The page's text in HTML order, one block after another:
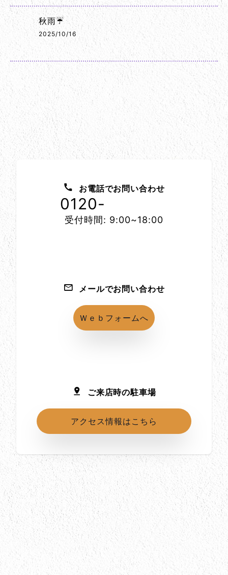
秋雨☔
2025/10/16
お問い合わせ方法
お電話でお問い合わせ
0120-
受付時間: 9:00~18:00
メールでお問い合わせ
Ｗｅｂフォームへ
ご来店時の駐車場
アクセス情報はこちら
所在地